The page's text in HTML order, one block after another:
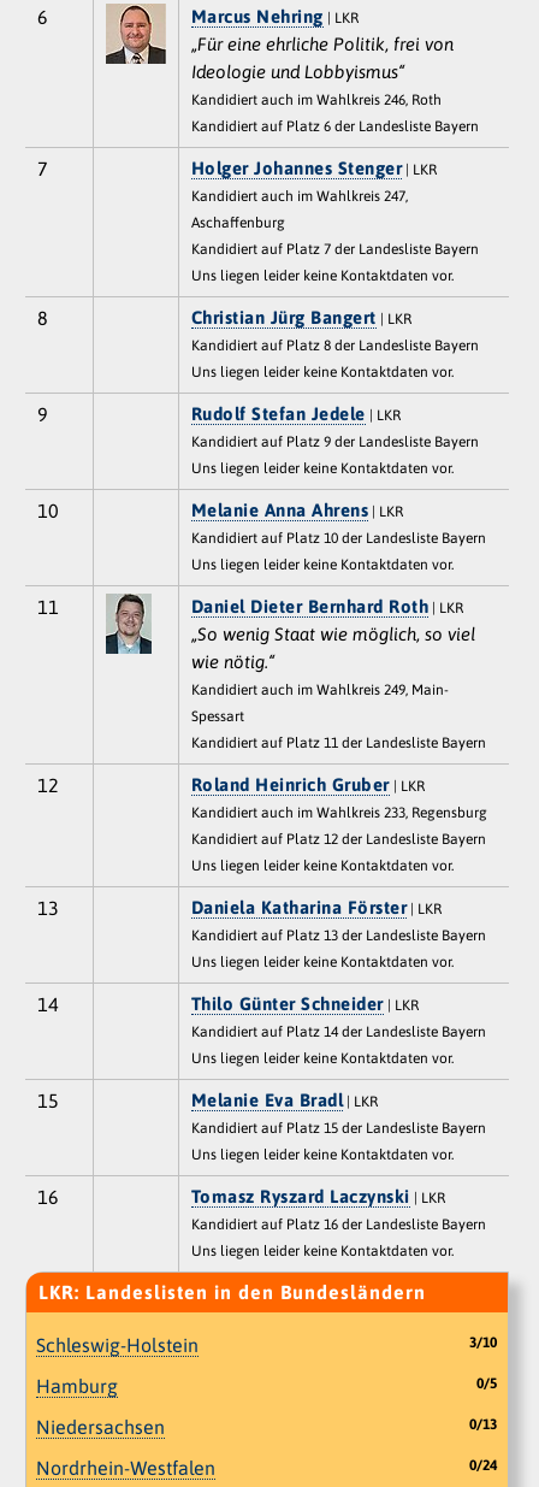
6 Marcus Nehring | LKR
„Für eine ehrliche Politik, frei von
Ideologie und Lobbyismus“
Kandidiert auch im Wahlkreis 246, Roth
Kandidiert auf Platz 6 der Landesliste Bayern
7 Holger Johannes Stenger| LKR
Kandidiert auch im Wahlkreis 247,
Aschaffenburg
Kandidiert auf Platz 7 der Landesliste Bayern
Uns liegen leider keine Kontaktdaten vor.
8 Christian Jürg Bangert | LKR
Kandidiert auf Platz 8 der Landesliste Bayern
Uns liegen leider keine Kontaktdaten vor.
9 Rudolf Stefan Jedele | LKR
Kandidiert auf Platz 9 der Landesliste Bayern
Uns liegen leider keine Kontaktdaten vor.
10 Melanie Anna Ahrens | LKR
Kandidiert auf Platz 10 der Landesliste Bayern
Uns liegen leider keine Kontaktdaten vor.
11 Daniel Dieter Bernhard Roth | LKR
„So wenig Staat wie möglich, so viel
wie nötig.“
Kandidiert auch im Wahlkreis 249, Main-
Spessart
Kandidiert auf Platz 11 der Landesliste Bayern
12 Roland Heinrich Gruber| LKR
Kandidiert auch im Wahlkreis 233, Regensburg
Kandidiert auf Platz 12 der Landesliste Bayern
Uns liegen leider keine Kontaktdaten vor.
13 Daniela Katharina Förster| LKR
Kandidiert auf Platz 13 der Landesliste Bayern
Uns liegen leider keine Kontaktdaten vor.
14 Thilo Günter Schneider| LKR
Kandidiert auf Platz 14 der Landesliste Bayern
Uns liegen leider keine Kontaktdaten vor.
15 Melanie Eva Bradl| LKR
Kandidiert auf Platz 15 der Landesliste Bayern
Uns liegen leider keine Kontaktdaten vor.
16 Tomasz Ryszard Laczynski | LKR
Kandidiert auf Platz 16 der Landesliste Bayern
Uns liegen leider keine Kontaktdaten vor.
LKR: Landeslisten in den Bundesländern
Schleswig-Holstein 3/10
Hamburg 0/5
Niedersachsen 0/13
Nordrhein-Westfalen 0/24